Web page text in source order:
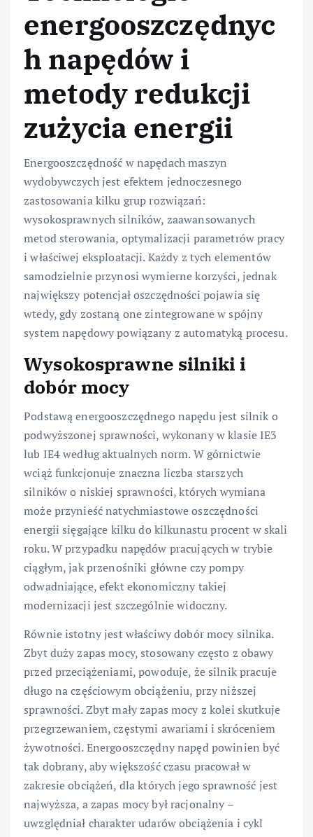
energooszczędnyc
h napędów i
metody redukcji
zużycia energii
Energooszczędność w napędach maszyn
wydobywczych jest efektem jednoczesnego
zastosowania kilku grup rozwiązań:
wysokosprawnych silników, zaawansowanych
metod sterowania, optymalizacji parametrów pracy
i właściwej eksploatacji. Każdy z tych elementów
samodzielnie przynosi wymierne korzyści, jednak
największy potencjał oszczędności pojawia się
wtedy, gdy zostaną one zintegrowane w spójny
system napędowy powiązany z automatyką procesu.
Wysokosprawne silniki i
dobór mocy
Podstawą energooszczędnego napędu jest silnik o
podwyższonej sprawności, wykonany w klasie IE3
lub IE4 według aktualnych norm. W górnictwie
wciąż funkcjonuje znaczna liczba starszych
silników o niskiej sprawności, których wymiana
może przynieść natychmiastowe oszczędności
energii sięgające kilku do kilkunastu procent w skali
roku. W przypadku napędów pracujących w trybie
ciągłym, jak przenośniki główne czy pompy
odwadniające, efekt ekonomiczny takiej
modernizacji jest szczególnie widoczny.
Równie istotny jest właściwy dobór mocy silnika.
Zbyt duży zapas mocy, stosowany często z obawy
przed przeciążeniami, powoduje, że silnik pracuje
długo na częściowym obciążeniu, przy niższej
sprawności. Zbyt mały zapas mocy z kolei skutkuje
przegrzewaniem, częstymi awariami i skróceniem
żywotności. Energooszczędny napęd powinien być
tak dobrany, aby większość czasu pracował w
zakresie obciążeń, dla których jego sprawność jest
najwyższa, a zapas mocy był racjonalny –
uwzględniał charakter udarów obciążenia i cykl